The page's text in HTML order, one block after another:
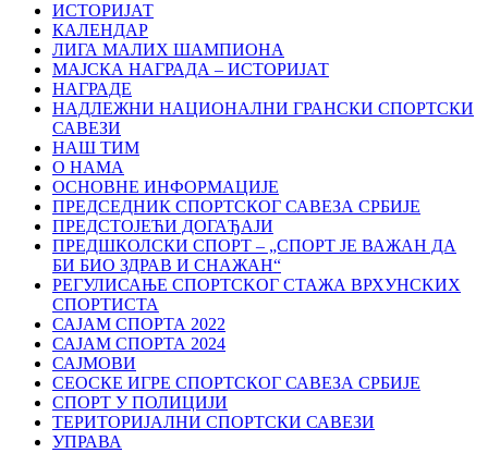
ИСТОРИЈАТ
КАЛЕНДАР
ЛИГА МАЛИХ ШАМПИОНА
МАЈСКА НАГРАДА – ИСТОРИЈАТ
НАГРАДЕ
НАДЛЕЖНИ НАЦИОНАЛНИ ГРАНСКИ СПОРТСКИ
САВЕЗИ
НАШ ТИМ
О НАМА
ОСНОВНЕ ИНФОРМАЦИЈЕ
ПРЕДСЕДНИК СПОРТСКОГ САВЕЗА СРБИЈЕ
ПРЕДСТОЈЕЋИ ДОГАЂАЈИ
ПРЕДШКОЛСКИ СПОРТ – „СПОРТ ЈЕ ВАЖАН ДА
БИ БИО ЗДРАВ И СНАЖАН“
РЕГУЛИСАЊЕ СПОРТСKОГ СТАЖА ВРХУНСKИХ
СПОРТИСТА
САЈАМ СПОРТА 2022
САЈАМ СПОРТА 2024
САЈМОВИ
СЕОСКЕ ИГРЕ СПОРТСКОГ САВЕЗА СРБИЈЕ
СПОРТ У ПОЛИЦИЈИ
ТЕРИТОРИЈАЛНИ СПОРТСКИ САВЕЗИ
УПРАВА